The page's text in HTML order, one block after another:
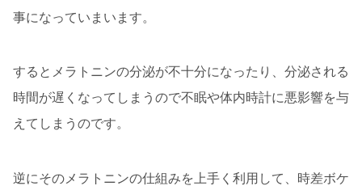
事になっていまいます。
するとメラトニンの分泌が不十分になったり、分泌される
時間が遅くなってしまうので不眠や体内時計に悪影響を与
えてしまうのです。
逆にそのメラトニンの仕組みを上手く利用して、時差ボケ